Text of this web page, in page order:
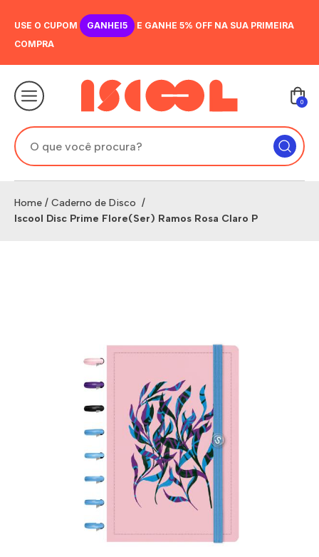
USE O CUPOM GANHEI5
E GANHE 5% OFF NA SUA PRIMEIRA
COMPRA
0
Home / Caderno de Disco /
Iscool Disc Prime Flore(Ser) Ramos Rosa Claro P